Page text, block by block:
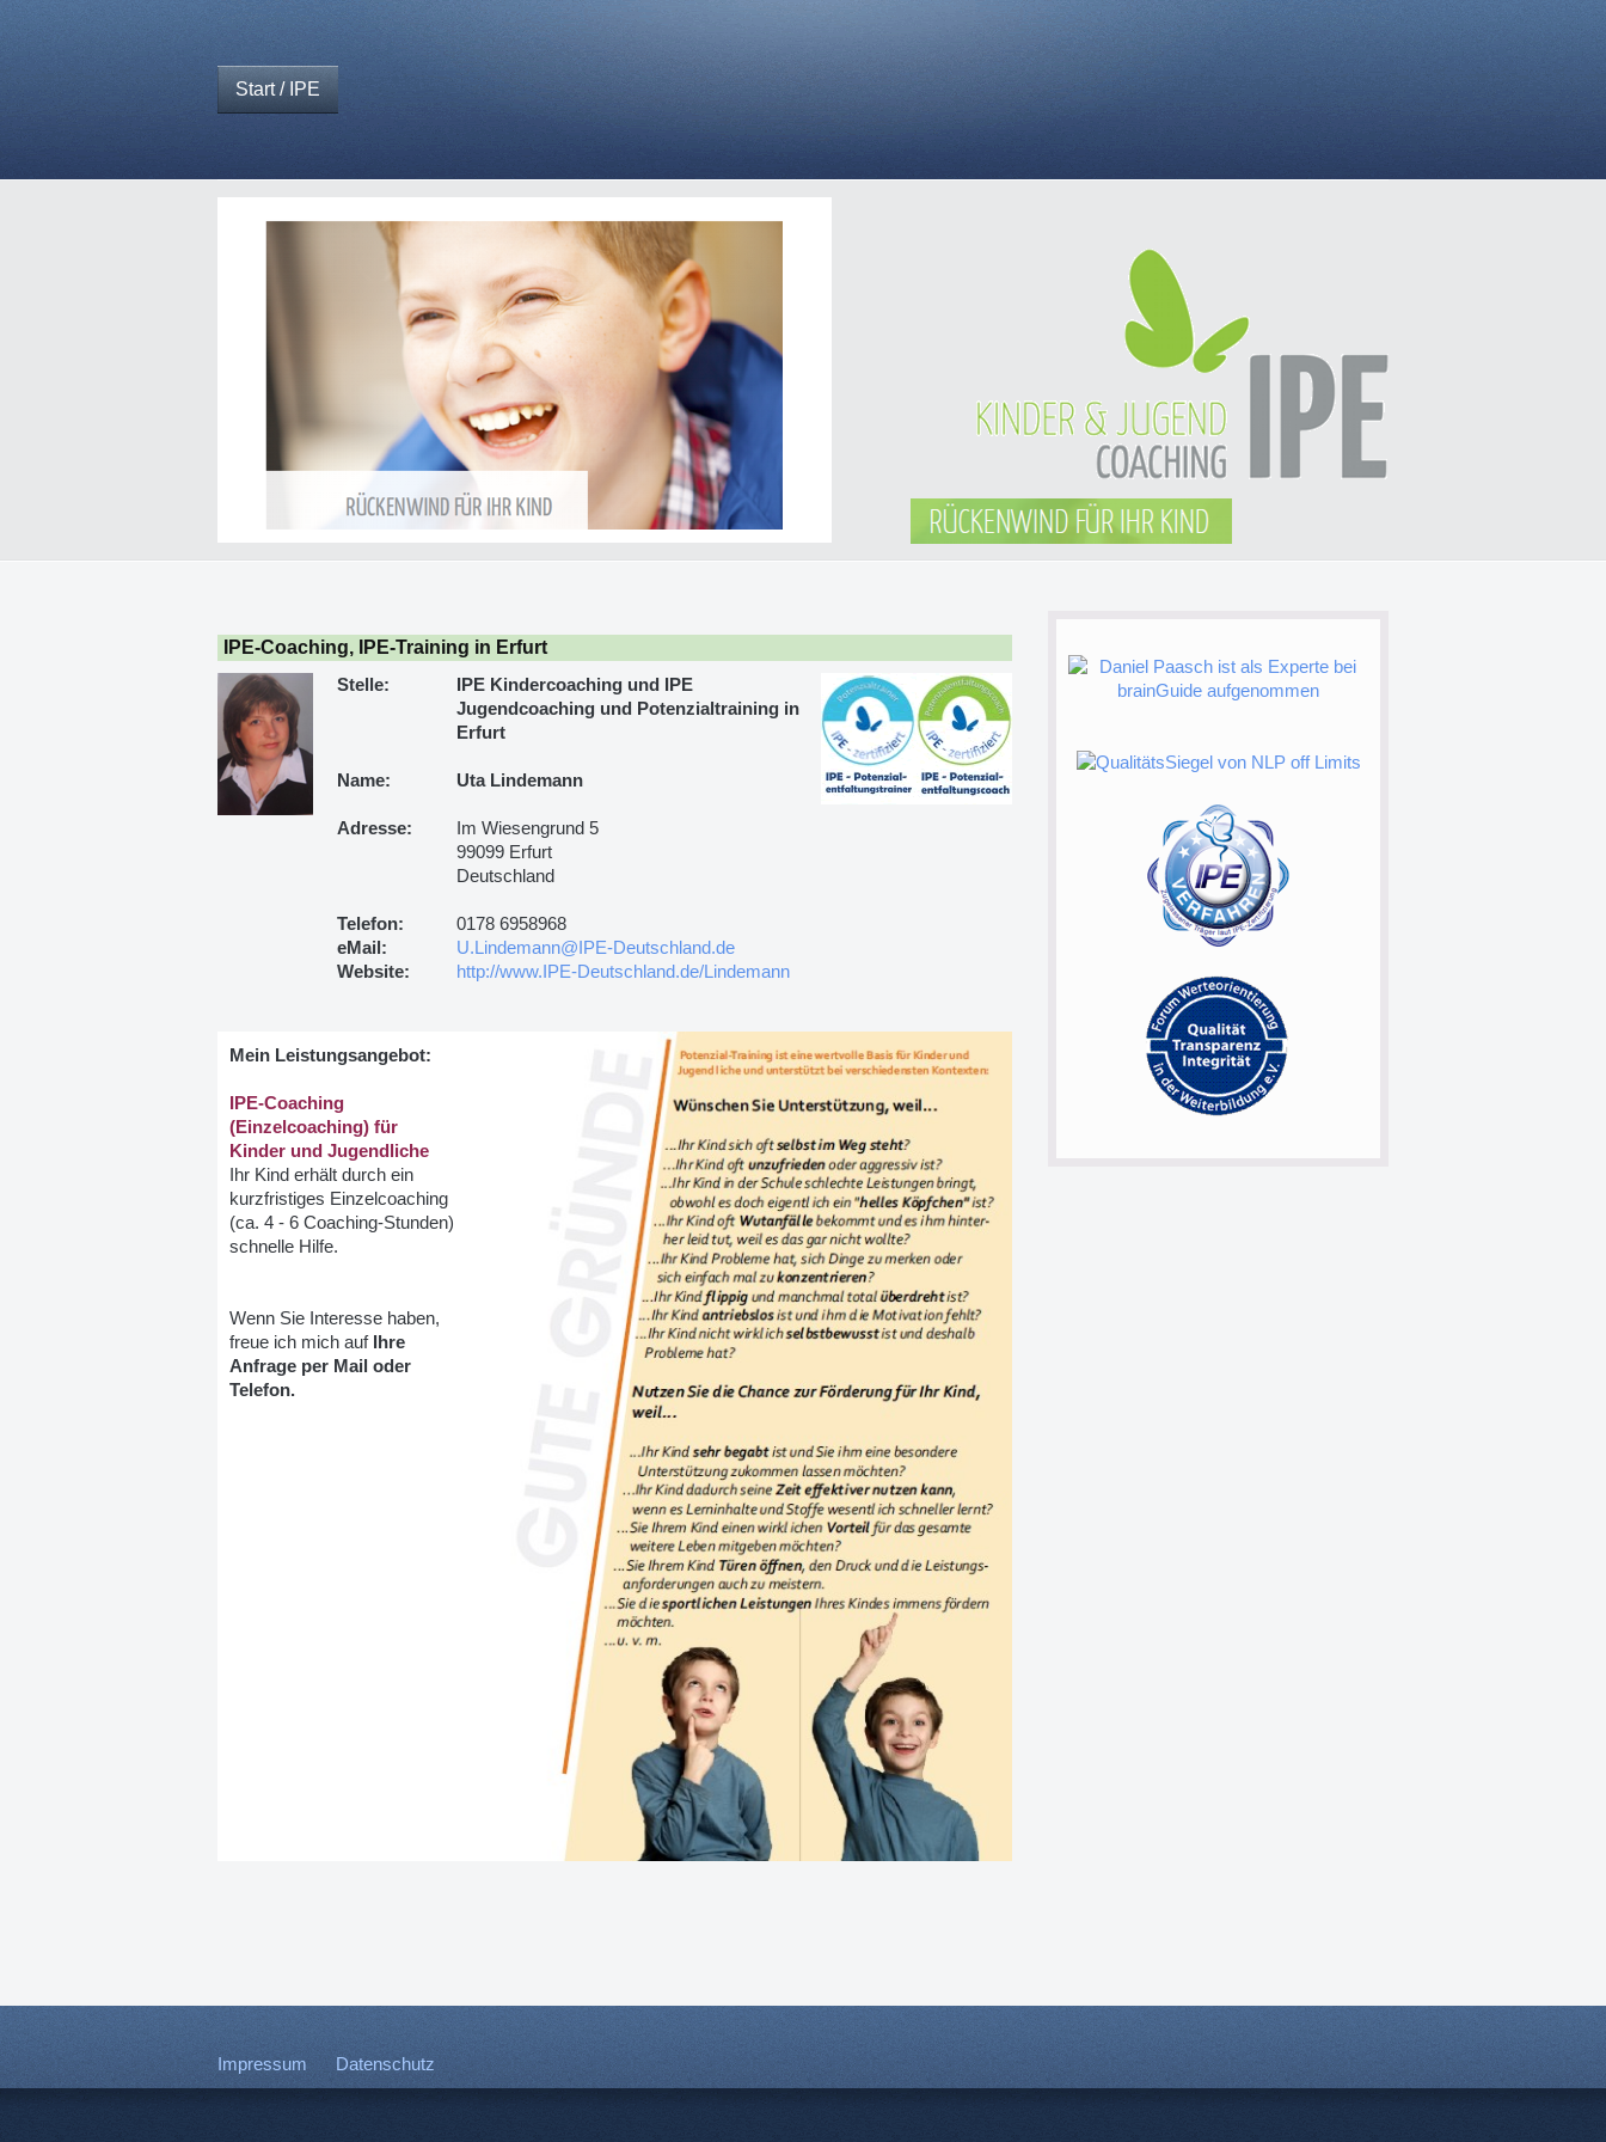
Start / IPE
IPE-Coaching, IPE-Training in Erfurt
Stelle:
IPE Kindercoaching und IPE
Jugendcoaching und Potenzialtraining in
Erfurt
Name:
Adresse:
Telefon:
eMail:
Website:
Uta Lindemann
Im Wiesengrund 5
99099 Erfurt
Deutschland
0178 6958968
U.Lindemann@IPE-Deutschland.de
http://www.IPE-Deutschland.de/Lindemann
Mein Leistungsangebot:
IPE-Coaching
(Einzelcoaching) für
Kinder und Jugendliche
Ihr Kind erhält durch ein
kurzfristiges Einzelcoaching
(ca. 4 - 6 Coaching-Stunden)
schnelle Hilfe.
Wenn Sie Interesse haben,
freue ich mich auf
Ihre
Anfrage per Mail oder
Telefon.
Impressum Datenschutz